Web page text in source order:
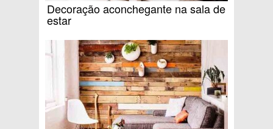
Decoração aconchegante na sala de
estar